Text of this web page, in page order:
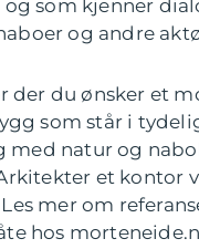
som kjenner
og andre
der du ønsker et
som står i
med natur og
et kontor
mer om
hos